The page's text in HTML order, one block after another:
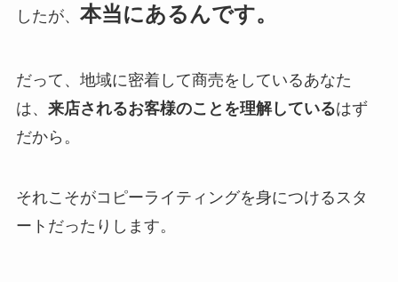
したが、 本当にあるんです。
だって、地域に密着して商売をしているあなた
は、 来店されるお客様のことを理解しているはず
だから。
それこそがコピーライティングを身につけるスタ
ートだったりします。